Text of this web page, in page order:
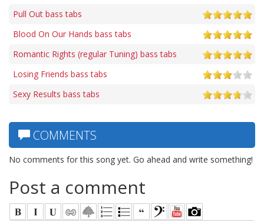
Pull Out bass tabs
Blood On Our Hands bass tabs
Romantic Rights (regular Tuning) bass tabs
Losing Friends bass tabs
Sexy Results bass tabs
COMMENTS
No comments for this song yet. Go ahead and write something!
Post a comment